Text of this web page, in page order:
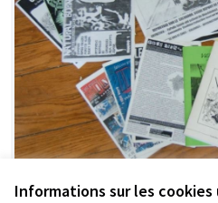
Informations sur les